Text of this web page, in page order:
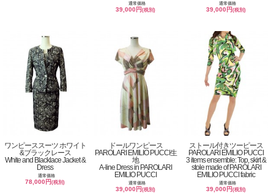
通常価格
39,000円(税別)
通常価格
39,000円(税別)
ワンピーススーツ ホワイト
&ブラックレース
White and Blacklace Jacket &
Dress
通常価格
78,000円(税別)
ドールワンピース
PAROLARI EMILIO PUCCI生
地
A-line Dress in PAROLARI
EMILIO PUCCI
通常価格
39,000円(税別)
ストール付きツーピース
PAROLARI EMILIO PUCCI
3 items ensemble: Top, skirt &
stole made of PAROLARI
EMILIO PUCCI fabric
通常価格
39,000円(税別)